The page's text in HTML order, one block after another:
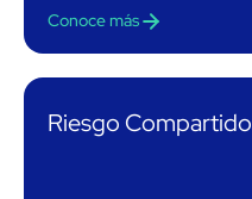
Conoce más
Riesgo Compartido